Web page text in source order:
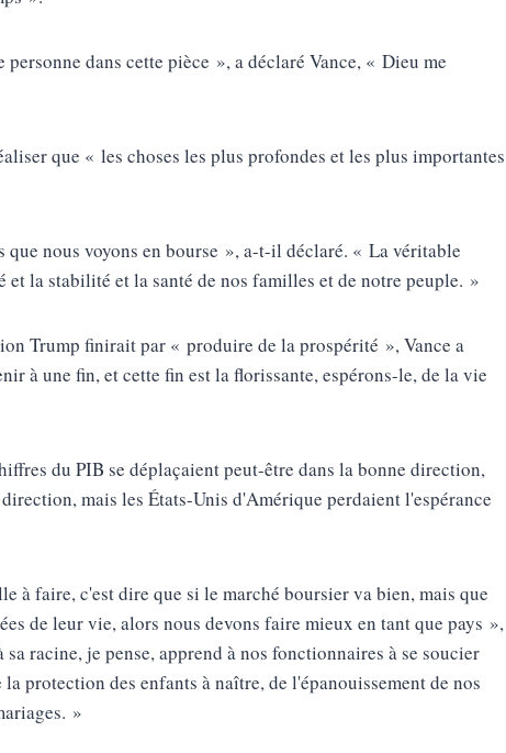
dans cette pièce », a déclaré Vance, « Dieu me
que « les choses les plus profondes et les plus importantes
nous voyons en bourse », a-t-il déclaré. « La véritable
et la stabilité et la santé de nos familles et de notre peuple. »
Trump finirait par « produire de la prospérité », Vance a
à une fin, et cette fin est la florissante, espérons-le, de la vie
du PIB se déplaçaient peut-être dans la bonne direction,
mais les États-Unis d'Amérique perdaient l'espérance
à faire, c'est dire que si le marché boursier va bien, mais que
de leur vie, alors nous devons faire mieux en tant que pays »,
racine, je pense, apprend à nos fonctionnaires à se soucier
protection des enfants à naître, de l'épanouissement de nos
»